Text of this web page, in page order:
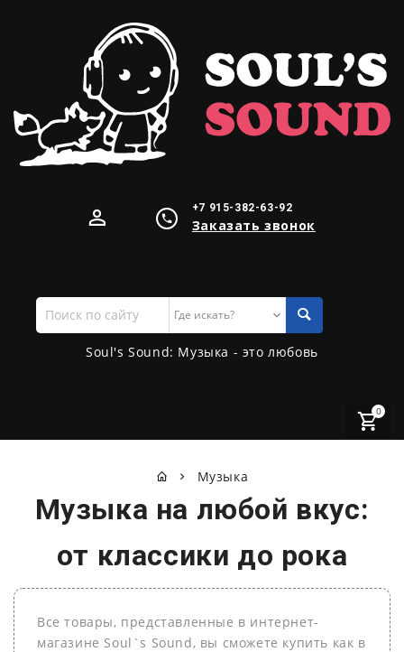
+7 915-382-63-92
Заказать звонок
Поиск
по
сайту
Soul's Sound: Музыка - это любовь
0
Музыка
Музыка на любой вкус:
от классики до рока
Все товары, представленные в интернет-
магазине Soul`s Sound, вы сможете купить как в